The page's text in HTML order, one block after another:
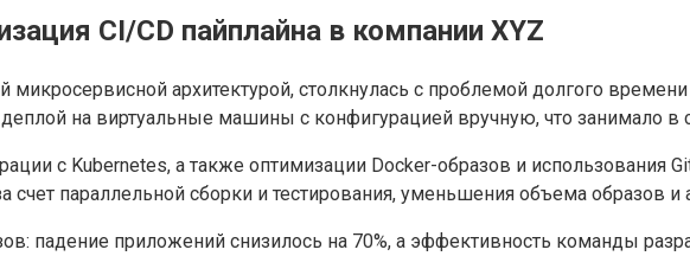
CI/CD пайплайна в компании XYZ
архитектурой, столкнулась с проблемой долгого
на виртуальные машины с конфигурацией вручную, что занимало в
с Kubernetes, а также оптимизации Docker-образов и использования
счет параллельной сборки и тестирования, уменьшения объема образов
падение приложений снизилось на 70%, а эффективность команды